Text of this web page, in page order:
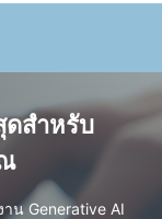
ดสำหรับ
าน Generative AI